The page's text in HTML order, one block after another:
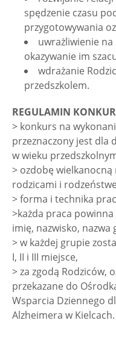
spędzenie czasu
przygotowywania
uwrażliwienie
okazywanie im
wdrażanie
przedszkolem.
REGULAMIN
> konkurs na
przeznaczony jest dla
w wieku
> ozdobę
rodzicami i
> forma i technika
>każda praca
imię, nazwisko, nazwa
> w każdej grupie
I, II i III miejsce,
> za zgodą Rodziców,
przekazane do
Wsparcia Dziennego
Alzheimera w Kielcach.